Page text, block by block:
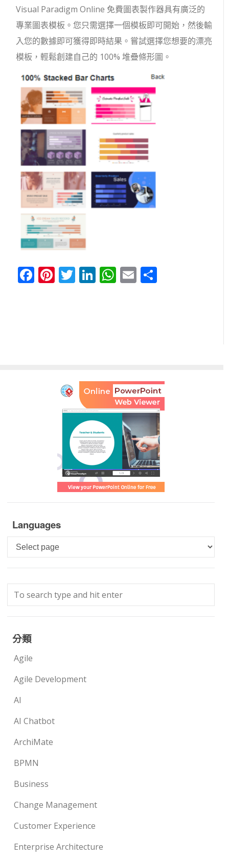
Visual Paradigm Online 免費圖表製作器具有廣泛的
專業圖表模板。您只需選擇一個模板即可開始，然後輸
入您的數據即可獲得即時結果。嘗試選擇您想要的漂亮
模板，輕鬆創建自己的 100% 堆疊條形圖。
Facebook
Pinterest
Twitter
LinkedIn
WhatsApp
Email
Languages
Languages
分類
Agile
Agile Development
AI
AI Chatbot
ArchiMate
BPMN
Business
Change Management
Customer Experience
Enterprise Architecture